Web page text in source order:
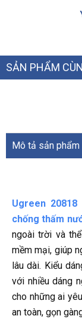
SẢN PHẨM
Mô tả sản phẩm
Ugreen
chống thấm
ngoài trời và
mềm mại, giúp
lâu dài. Kiểu
với nhiều dáng
cho những ai
an toàn, gọn